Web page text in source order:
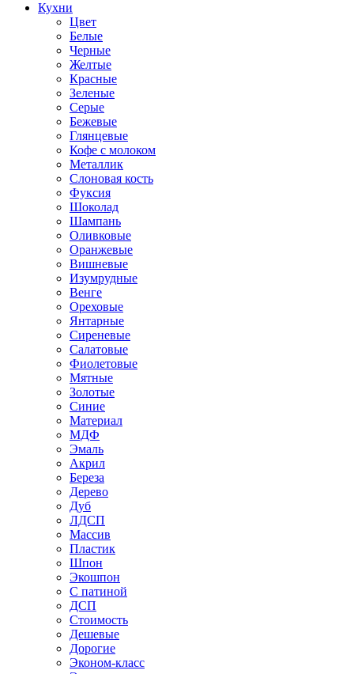
Кухни
Цвет
Белые
Черные
Желтые
Красные
Зеленые
Серые
Бежевые
Глянцевые
Кофе с молоком
Металлик
Слоновая кость
Фуксия
Шоколад
Шампань
Оливковые
Оранжевые
Вишневые
Изумрудные
Венге
Ореховые
Янтарные
Сиреневые
Салатовые
Фиолетовые
Мятные
Золотые
Синие
Материал
МДФ
Эмаль
Акрил
Береза
Дерево
Дуб
ЛДСП
Массив
Пластик
Шпон
Экошпон
С патиной
ДСП
Стоимость
Дешевые
Дорогие
Эконом-класс